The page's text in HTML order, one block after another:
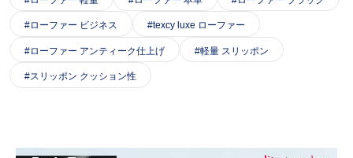
ローファー ビジネス texcy luxe ローファー
ローファー アンティーク仕上げ 軽量 スリッポン
スリッポン クッション性